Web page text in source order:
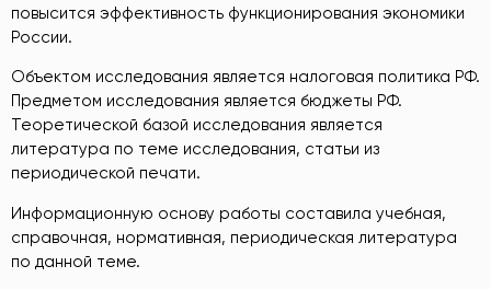
повысится эффективность функционирования экономики
России.
Объектом исследования является налоговая политика РФ.
Предметом исследования является бюджеты РФ.
Теоретической базой исследования является
литература по теме исследования, статьи из
периодической печати.
Информационную основу работы составила учебная,
справочная, нормативная, периодическая литература
по данной теме.